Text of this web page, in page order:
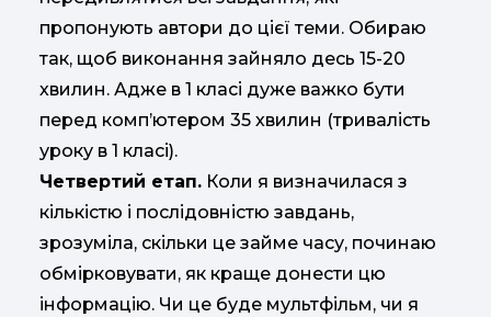
пропонують автори до цієї теми. Обираю
так, щоб виконання зайняло десь 15-20
хвилин. Адже в 1 класі дуже важко бути
перед комп’ютером 35 хвилин (тривалість
уроку в 1 класі).
Четвертий етап. Коли я визначилася з
кількістю і послідовністю завдань,
зрозуміла, скільки це займе часу, починаю
обмірковувати, як краще донести цю
інформацію. Чи це буде мультфільм, чи я